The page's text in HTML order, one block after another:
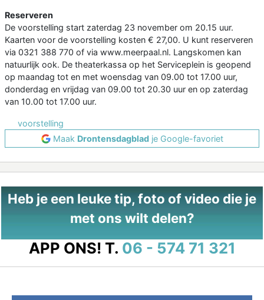
Reserveren
De voorstelling start zaterdag 23 november om 20.15 uur.
Kaarten voor de voorstelling kosten € 27,00. U kunt reserveren
via 0321 388 770 of via www.meerpaal.nl. Langskomen kan
natuurlijk ook. De theaterkassa op het Serviceplein is geopend
op maandag tot en met woensdag van 09.00 tot 17.00 uur,
donderdag en vrijdag van 09.00 tot 20.30 uur en op zaterdag
van 10.00 tot 17.00 uur.
voorstelling
Maak Drontensdagbladje Google-favoriet
Heb je een leuke tip, foto of video die je
met ons wilt delen?
APP ONS! T. 06 - 574 71 321